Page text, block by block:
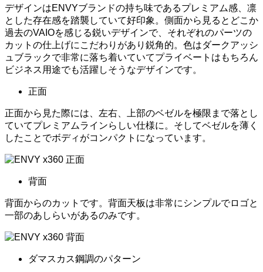
デザインはENVYブランドの持ち味であるプレミアム感、凛
とした存在感を踏襲していて好印象。側面から見るとどこか
過去のVAIOを感じる鋭いデザインで、それぞれのパーツの
カットの仕上げにこだわりがあり鋭角的。色はダークアッシ
ュブラックで非常に落ち着いていてプライベートはもちろん
ビジネス用途でも活躍しそうなデザインです。
正面
正面から見た際には、左右、上部のベゼルを極限まで落とし
ていてプレミアムラインらしい仕様に。そしてベゼルを薄く
したことでボディがコンパクトになっています。
背面
背面からのカットです。背面天板は非常にシンプルでロゴと
一部のあしらいがあるのみです。
ダマスカス鋼調のパターン